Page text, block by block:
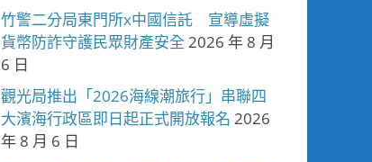
竹警二分局東門所x中國信託 宣導虛擬
貨幣防詐守護民眾財產安全 2026 年 8 月
6 日
觀光局推出「2026海線潮旅行」串聯四
大濱海行政區即日起正式開放報名 2026
年 8 月 6 日